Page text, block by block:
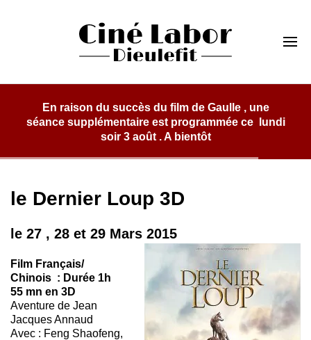
Cinéma Labor
Dieulefit
de Gaulle , une
ce lundi
le Dernier Loup 3D
le 27 , 28 et 29 Mars 2015
Film Français/
Chinois : Durée 1h
55 mn en 3D
Aventure de Jean
Jacques Annaud
Avec : Feng Shaofeng,